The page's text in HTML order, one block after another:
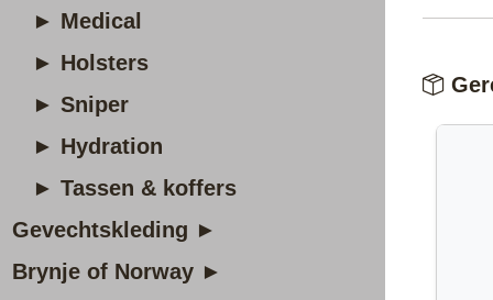
► Medical
► Holsters
► Sniper
► Hydration
► Tassen & koffers
Gevechtskleding ►
Brynje of Norway ►